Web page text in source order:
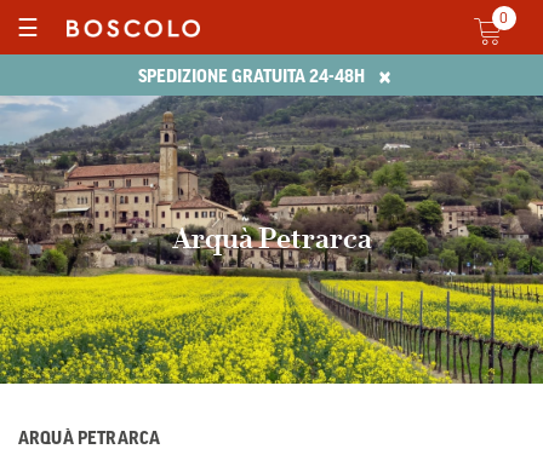
SPEDIZIONE GRATUITA 24-48H ×
☰ 0
Arquà Petrarca
ARQUÀ PETRARCA